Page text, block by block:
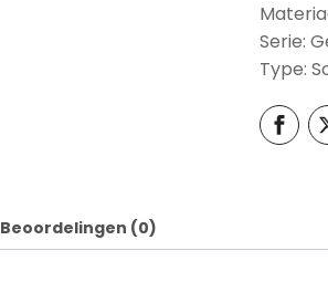
Serie:
Type:
Beoordelingen (0)